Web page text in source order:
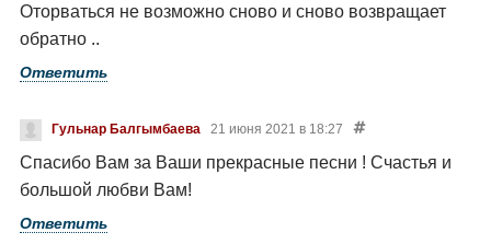
Оторваться не возможно сново и сново возвращает
обратно ..
Ответить
Гульнар Балгымбаева 21 июня 2021 в 18:27
Спасибо Вам за Ваши прекрасные песни ! Счастья и
большой любви Вам!
Ответить